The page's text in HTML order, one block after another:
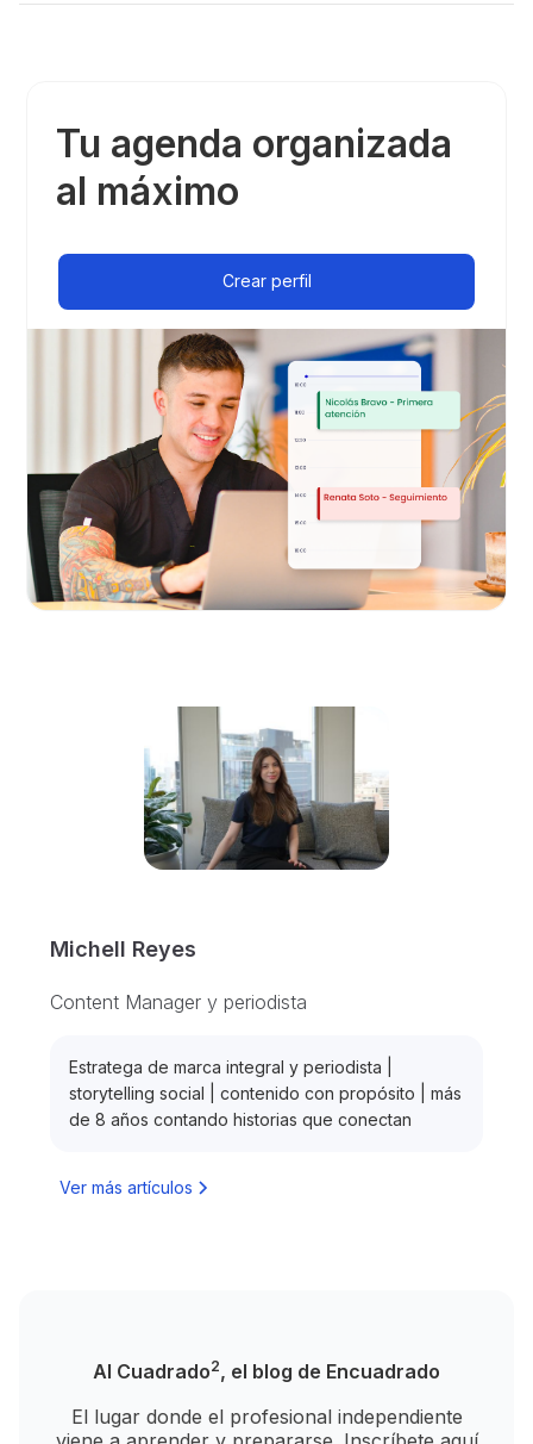
Tu agenda organizada
al máximo
Crear perfil
Michell Reyes
Content Manager y periodista
Estratega de marca integral y periodista |
storytelling social | contenido con propósito | más
de 8 años contando historias que conectan
Ver más artículos
Al Cuadrado2, el blog de Encuadrado
El lugar donde el profesional independiente